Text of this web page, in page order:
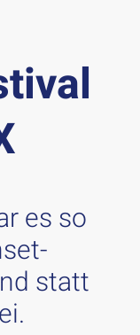
es so
statt